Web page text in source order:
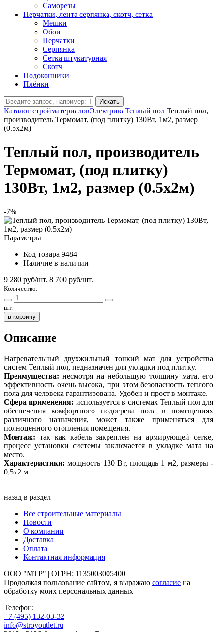
Саморезы
Перчатки, лента серпянка, скотч, сетка
Мешки
Обои
Перчатки
Серпянка
Сетка штукатурная
Скотч
Подоконники
Плёнки
Искать
Каталог стройматериаловЭлектрикаТеплый пол Теплый пол,
производитель Термомат, (под плитку) 130Вт, 1м2, размер
(0.5х2м)
Теплый пол, производитель
Термомат, (под плитку)
130Вт, 1м2, размер (0.5х2м)
-7%
Параметры
Код товара 9484
Наличие в наличии
9 280 руб/шт. 8 700 руб/шт.
Количество:
шт.
в корзину
Описание
Нагревательный двухжильный тонкий мат для устройства
систем Теплый пол, педназначен для укладки под плитку.
Преимущества: несмотря на небольшую толщину мата, его
эффективность очень высока, при этом безопасность теплого
пола для человека гарантирована. Удобен и прост в монтаже.
Сфера применения: используется в системах Теплый пол для
обеспечения комфортного подогрева пола в помещениях
различного назначения, может также применяться для
полноценного отопления помещения.
Монтаж: так как кабель закреплен на армирующей сетке,
процесс установки системы заключается в укладке мата на
место.
Характеристики:мощность 130 Вт, площадь 1 м2, размеры -
0,5х2 м.
назад в раздел
Все строительные материалы
Новости
О компании
Доставка
Оплата
Контактная информация
ООО "МТР" | ОГРН: 1135003005400
Продолжая пользование сайтом, я выражаю согласие на
обработку моих персональных данных
Телефон:
+7 (495) 132-03-32
info@stroyoutlet.ru